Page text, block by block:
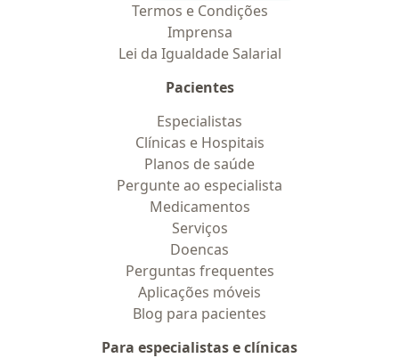
Termos e Condições
Imprensa
Lei da Igualdade Salarial
Pacientes
Especialistas
Clínicas e Hospitais
Planos de saúde
Pergunte ao especialista
Medicamentos
Serviços
Doencas
Perguntas frequentes
Aplicações móveis
Blog para pacientes
Para especialistas e clínicas